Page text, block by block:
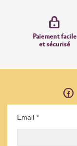
Paiement facile
et sécurisé
Email *